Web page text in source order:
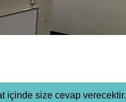
içinde size cevap verecektir.